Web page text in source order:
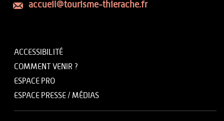
accueil@tourisme-thierache.fr
ACCESSIBILITÉ
COMMENT VENIR ?
ESPACE PRO
ESPACE PRESSE / MÉDIAS